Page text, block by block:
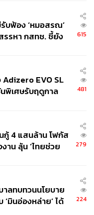
หลั่งออกมากระตุ้น
ก. ทีไร สารเคมีแห่ง
หลั่งไหลขึ้นมาในหัวของ
นีจาก นาย ก. สารเคมี
เกลียด ยิ่งเกลียดก็ยิ่ง
นไปได้ที่สารเคมีแห่ง
ที่สุดเราก็จะรู้สึกสบาย
นก่อนหน้า
า มีอะไรเข้ามากระตุ้น
างกายของเราตอบ
ฝึกให้ตัวเอง ‘ไว’ กับ
บฟ้อง ‘หมอสรณ’
รหา กสทช. ชี้ยัง
615
EVO SL
พิเศษรับฤดูกาล
481
นกู้ 4 แสนล้าน โฟกัส
าน ลุ้น ‘ไทยช่วย
279
ลทบทวนนโยบาย
‘มินอ่องหล่าย’ ได้
224